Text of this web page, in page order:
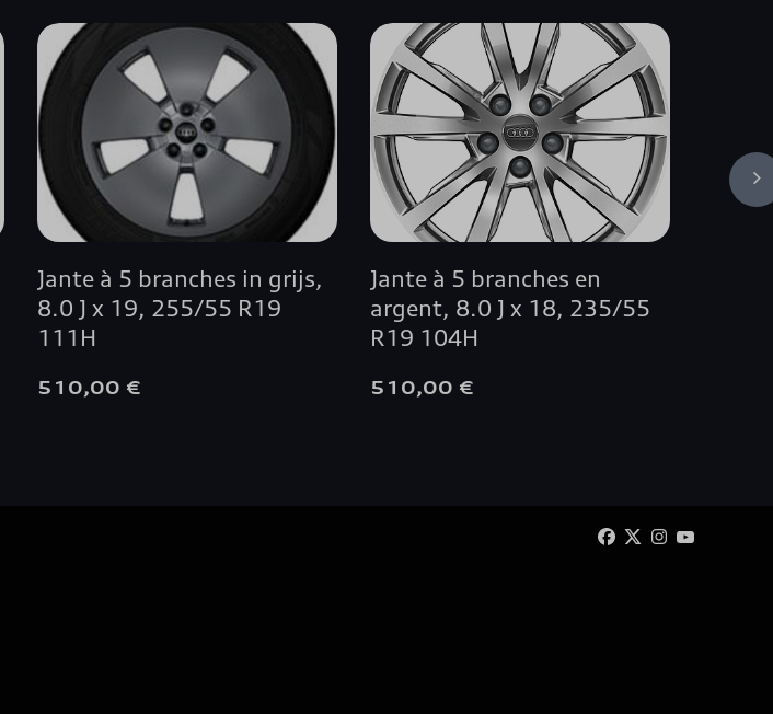
Jante à 5 branches in grijs,
8.0 J x 19, 255/55 R19
111H
510,00 €
Jante à 5 branches en
argent, 8.0 J x 18, 235/55
R19 104H
510,00 €